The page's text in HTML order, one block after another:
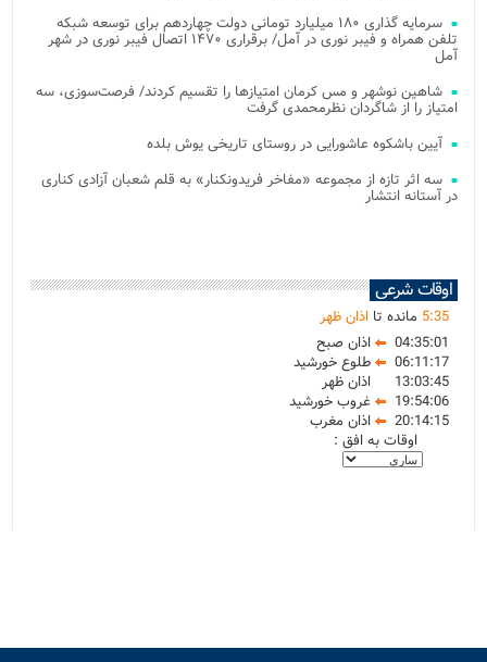
سرمایه گذاری ۱۸۰ میلیارد تومانی دولت چهاردهم برای توسعه شبکه
تلفن همراه و فیبر نوری در آمل/ برقراری ۱۴۷۰ اتصال فیبر نوری در شهر
آمل
شاهین نوشهر و مس کرمان امتیازها را تقسیم کردند/ فرصت‌سوزی، سه
امتیاز را از شاگردان نظرمحمدی گرفت
آیین باشکوه عاشورایی در روستای تاریخی یوش بلده
سه اثر تازه از مجموعه «مفاخر فریدونکنار» به قلم شعبان آزادی کناری
در آستانه انتشار
اوقات شرعی
5:35 مانده تااذان ظهر
04:35:01
اذان صبح
06:11:17
طلوع خورشید
13:03:45
اذان ظهر
19:54:06
غروب خورشید
20:14:15
اذان مغرب
اوقات به افق :